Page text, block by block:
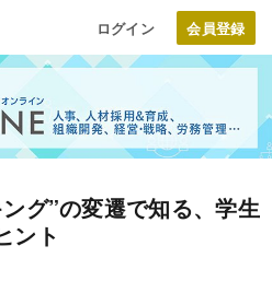
ログイン
グ”の変遷で知る、学生
ント